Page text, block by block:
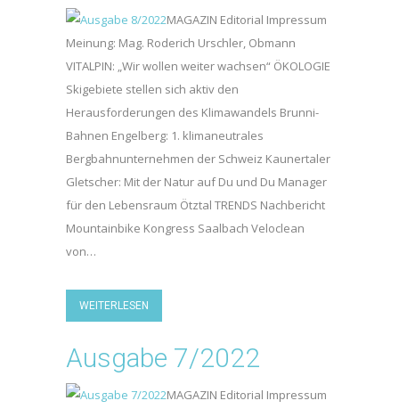
MAGAZIN Editorial Impressum
Meinung: Mag. Roderich Urschler, Obmann
VITALPIN: „Wir wollen weiter wachsen“ ÖKOLOGIE
Skigebiete stellen sich aktiv den
Herausforderungen des Klimawandels Brunni-
Bahnen Engelberg: 1. klimaneutrales
Bergbahnunternehmen der Schweiz Kaunertaler
Gletscher: Mit der Natur auf Du und Du Manager
für den Lebensraum Ötztal TRENDS Nachbericht
Mountainbike Kongress Saalbach Veloclean
von…
WEITERLESEN
Ausgabe 7/2022
MAGAZIN Editorial Impressum